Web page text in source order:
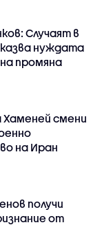
Случаят в
нуждата
промяна
смени
на Иран
получи
от